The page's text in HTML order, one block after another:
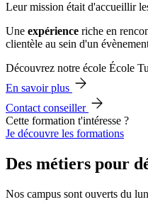
Leur mission était d'accueillir
Une expérience riche en
clientèle au sein d'un
Découvrez notre école École
En savoir plus
Contact conseiller
Cette formation t'intéresse ?
Je découvre les formations
Des métiers pour
Nos campus sont ouverts du